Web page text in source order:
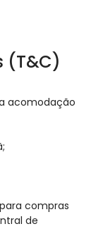
(T&C)
acomodação
compras
de